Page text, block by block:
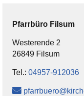
Pfarrbüro Filsum
Westerende 2
26849 Filsum
Tel.: 04957-912036